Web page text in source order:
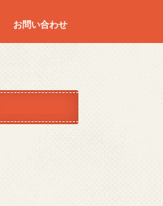
お問い合わせ